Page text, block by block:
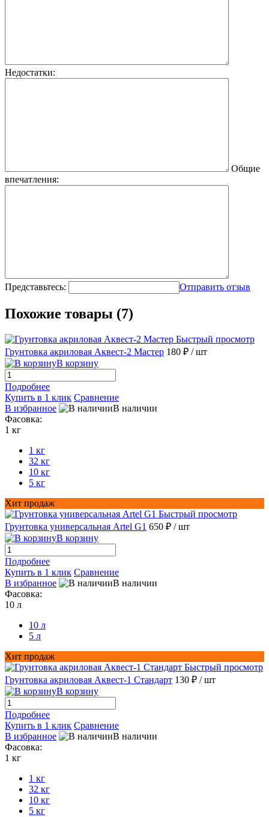
Недостатки:
Общие
впечатления:
Представьтесь: Отправить отзыв
Похожие товары (7)
Быстрый просмотр
Грунтовка акриловая Аквест-2 Мастер 180 ₽ / шт
В корзину
Подробнее
Купить в 1 клик Сравнение
В избранное
В наличии
Фасовка:
1 кг
1 кг
32 кг
10 кг
5 кг
Хит продаж
Быстрый просмотр
Грунтовка универсальная Artel G1 650 ₽ / шт
В корзину
Подробнее
Купить в 1 клик Сравнение
В избранное
В наличии
Фасовка:
10 л
10 л
5 л
Хит продаж
Быстрый просмотр
Грунтовка акриловая Аквест-1 Стандарт 130 ₽ / шт
В корзину
Подробнее
Купить в 1 клик Сравнение
В избранное
В наличии
Фасовка:
1 кг
1 кг
32 кг
10 кг
5 кг